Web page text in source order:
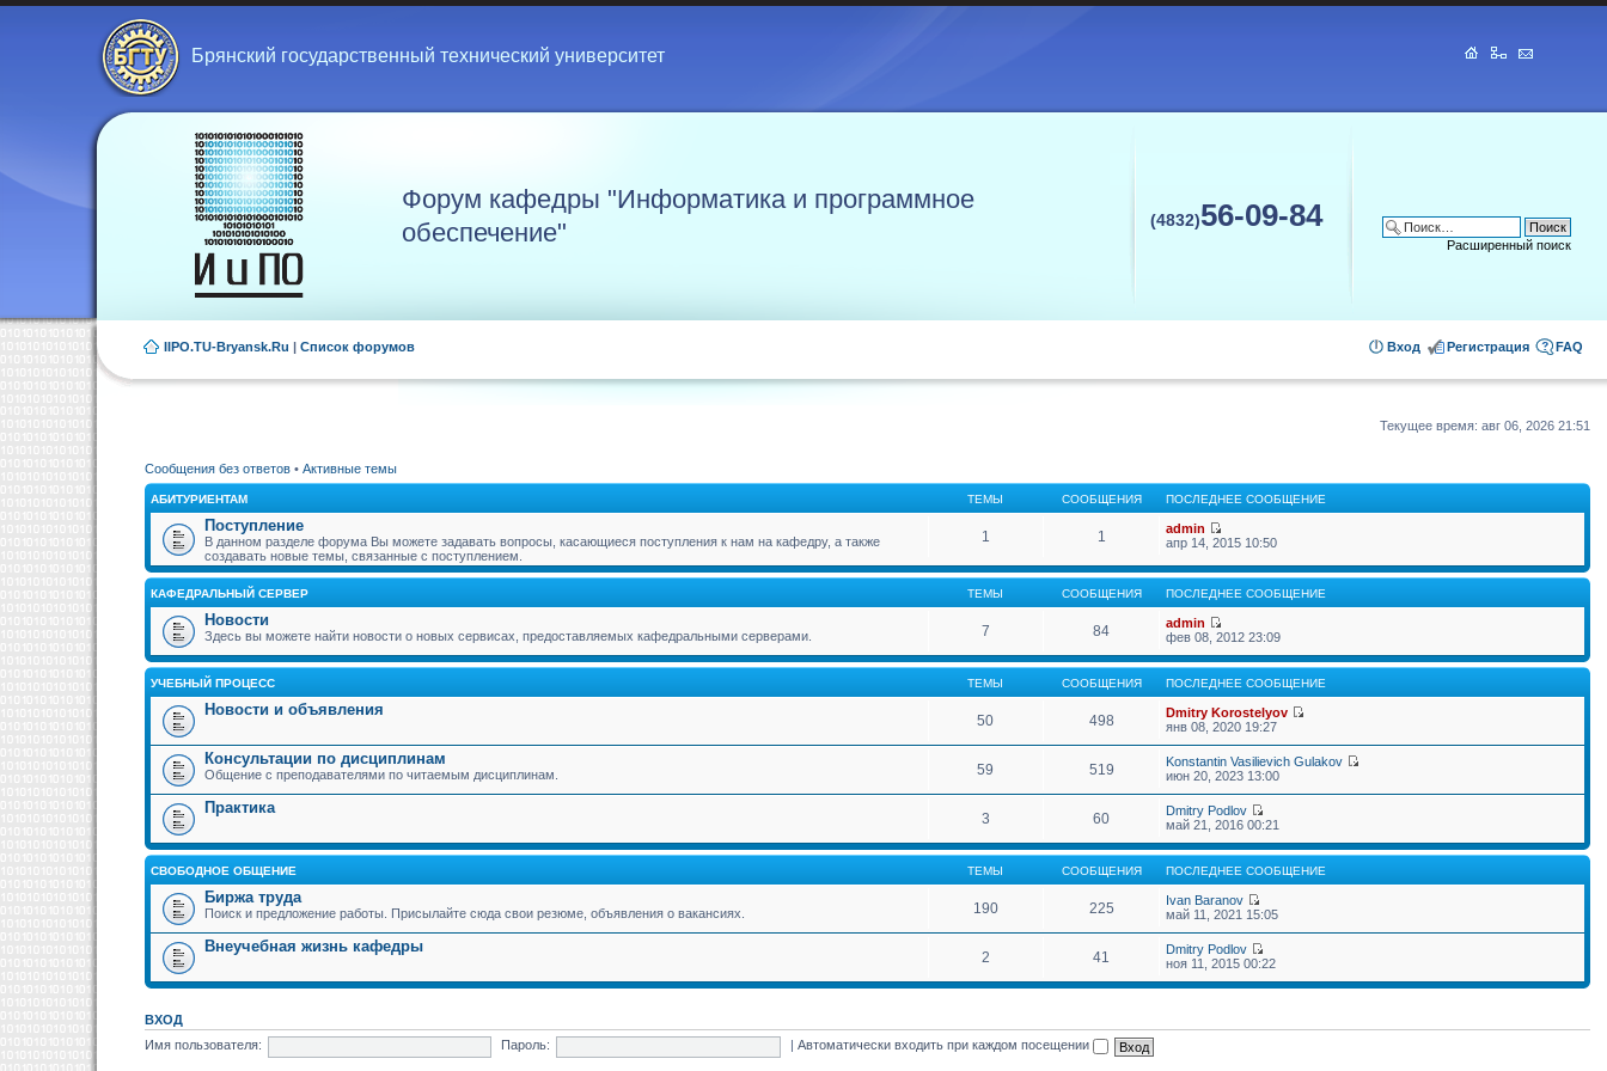
Брянский государственный технический университет
Форум кафедры "Информатика и программное
обеспечение"
(4832)56-09-84
Расширенный поиск
IIPO.TU-Bryansk.Ru | Список форумов FAQ
Регистрация
Вход
Текущее время: авг 06, 2026 21:51
Сообщения без ответов • Активные темы
АБИТУРИЕНТАМ ТЕМЫ СООБЩЕНИЯ ПОСЛЕДНЕЕ СООБЩЕНИЕ
Поступление
В данном разделе форума Вы можете задавать вопросы, касающиеся поступления к нам на кафедру, а также
создавать новые темы, связанные с поступлением.
1 1
admin
апр 14, 2015 10:50
КАФЕДРАЛЬНЫЙ СЕРВЕР ТЕМЫ СООБЩЕНИЯ ПОСЛЕДНЕЕ СООБЩЕНИЕ
Новости
Здесь вы можете найти новости о новых сервисах, предоставляемых кафедральными серверами. 7 84
admin
фев 08, 2012 23:09
УЧЕБНЫЙ ПРОЦЕСС ТЕМЫ СООБЩЕНИЯ ПОСЛЕДНЕЕ СООБЩЕНИЕ
Новости и объявления
50 498
Dmitry Korostelyov
янв 08, 2020 19:27
Консультации по дисциплинам
Общение с преподавателями по читаемым дисциплинам. 59 519
Konstantin Vasilievich Gulakov
июн 20, 2023 13:00
Практика
3 60
Dmitry Podlov
май 21, 2016 00:21
СВОБОДНОЕ ОБЩЕНИЕ ТЕМЫ СООБЩЕНИЯ ПОСЛЕДНЕЕ СООБЩЕНИЕ
Биржа труда
Поиск и предложение работы. Присылайте сюда свои резюме, объявления о вакансиях. 190 225
Ivan Baranov
май 11, 2021 15:05
Внеучебная жизнь кафедры
2 41
Dmitry Podlov
ноя 11, 2015 00:22
ВХОД
Имя пользователя:
Пароль: Автоматически входить при каждом посещении